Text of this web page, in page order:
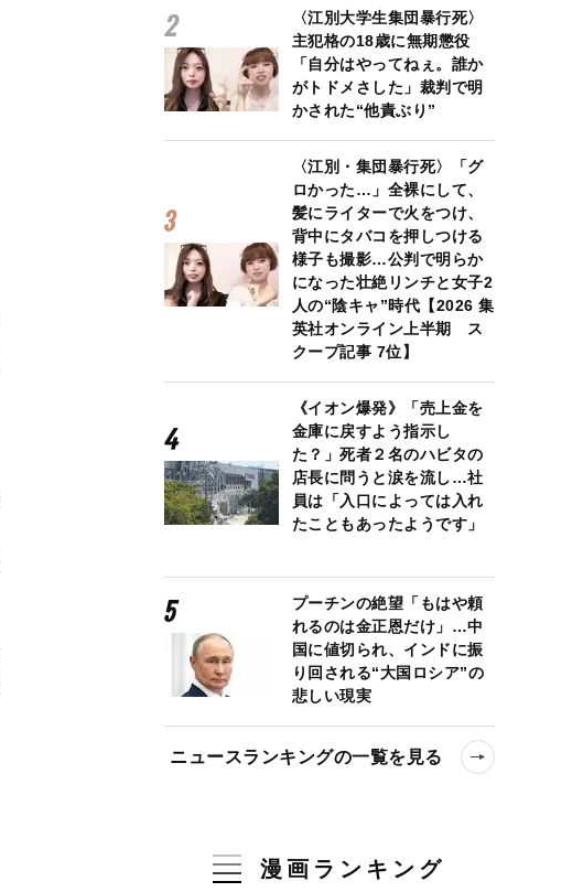
〈江別大学生集団暴行死〉
主犯格の18歳に無期懲役
「自分はやってねぇ。誰か
がトドメさした」裁判で明
かされた“他責ぶり”
〈江別・集団暴行死〉「グ
ロかった…」全裸にして、
髪にライターで火をつけ、
背中にタバコを押しつける
様子も撮影…公判で明らか
になった壮絶リンチと女子2
人の“陰キャ”時代【2026 集
英社オンライン上半期 ス
クープ記事 7位】
《イオン爆発》「売上金を
金庫に戻すよう指示し
た？」死者２名のハビタの
店長に問うと涙を流し…社
員は「入口によっては入れ
たこともあったようです」
プーチンの絶望「もはや頼
れるのは金正恩だけ」…中
国に値切られ、インドに振
り回される“大国ロシア”の
悲しい現実
ニュースランキングの一覧を見る
漫画ランキング